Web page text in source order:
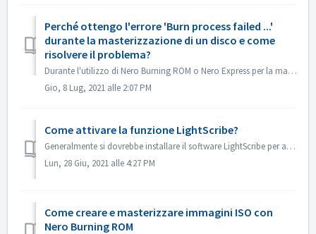
Perché ottengo l'errore 'Burn process failed ...'
durante la masterizzazione di un disco e come
risolvere il problema?
Durante l'utilizzo di Nero Burning ROM o Nero Express per la masterizzazione di contenuti su un disco, è possibile incontrare il messaggio di errore &qu...
Gio, 8 Lug, 2021 alle 2:07 PM
Come attivare la funzione LightScribe?
Generalmente si dovrebbe installare il software LightScribe per attivare le funzioni di LightScribe. https://lightscribesoftware.org/ Contattaci se hai alt...
Lun, 28 Giu, 2021 alle 4:27 PM
Come creare e masterizzare immagini ISO con
Nero Burning ROM